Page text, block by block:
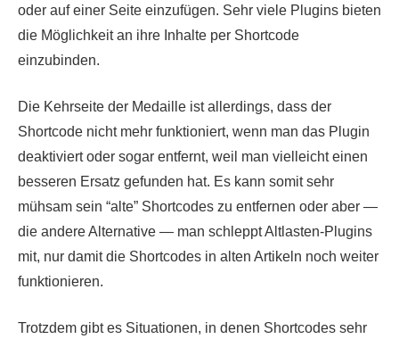
oder auf einer Seite einzufügen. Sehr viele Plugins bieten
die Möglichkeit an ihre Inhalte per Shortcode
einzubinden.
Die Kehrseite der Medaille ist allerdings, dass der
Shortcode nicht mehr funktioniert, wenn man das Plugin
deaktiviert oder sogar entfernt, weil man vielleicht einen
besseren Ersatz gefunden hat. Es kann somit sehr
mühsam sein “alte” Shortcodes zu entfernen oder aber —
die andere Alternative — man schleppt Altlasten-Plugins
mit, nur damit die Shortcodes in alten Artikeln noch weiter
funktionieren.
Trotzdem gibt es Situationen, in denen Shortcodes sehr